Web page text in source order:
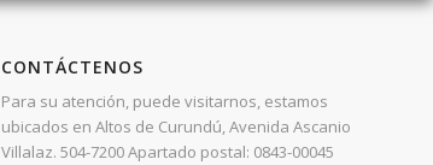
CONTÁCTENOS
Para su atención, puede visitarnos, estamos
ubicados en Altos de Curundú, Avenida Ascanio
Villalaz. 504-7200 Apartado postal: 0843-00045